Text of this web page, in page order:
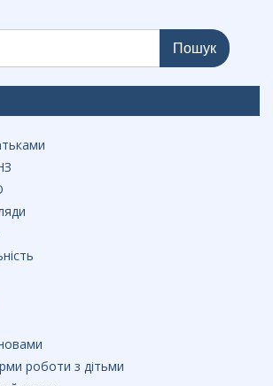
роботи з дітьми